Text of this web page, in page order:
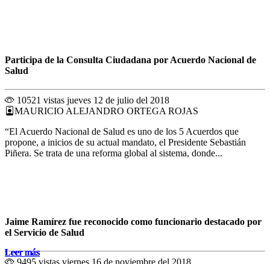
Leer más
Leer más
Leer más
Leer más
Participa de la Consulta Ciudadana por Acuerdo Nacional de
Salud
10521 vistas jueves 12 de julio del 2018
MAURICIO ALEJANDRO ORTEGA ROJAS
“El Acuerdo Nacional de Salud es uno de los 5 Acuerdos que
propone, a inicios de su actual mandato, el Presidente Sebastián
Piñera. Se trata de una reforma global al sistema, donde...
Leer más
Jaime Ramírez fue reconocido como funcionario destacado por
el Servicio de Salud
9495 vistas viernes 16 de noviembre del 2018
Leer más
Leer más
Leer más
Leer más
Leer más
Leer más
Leer más